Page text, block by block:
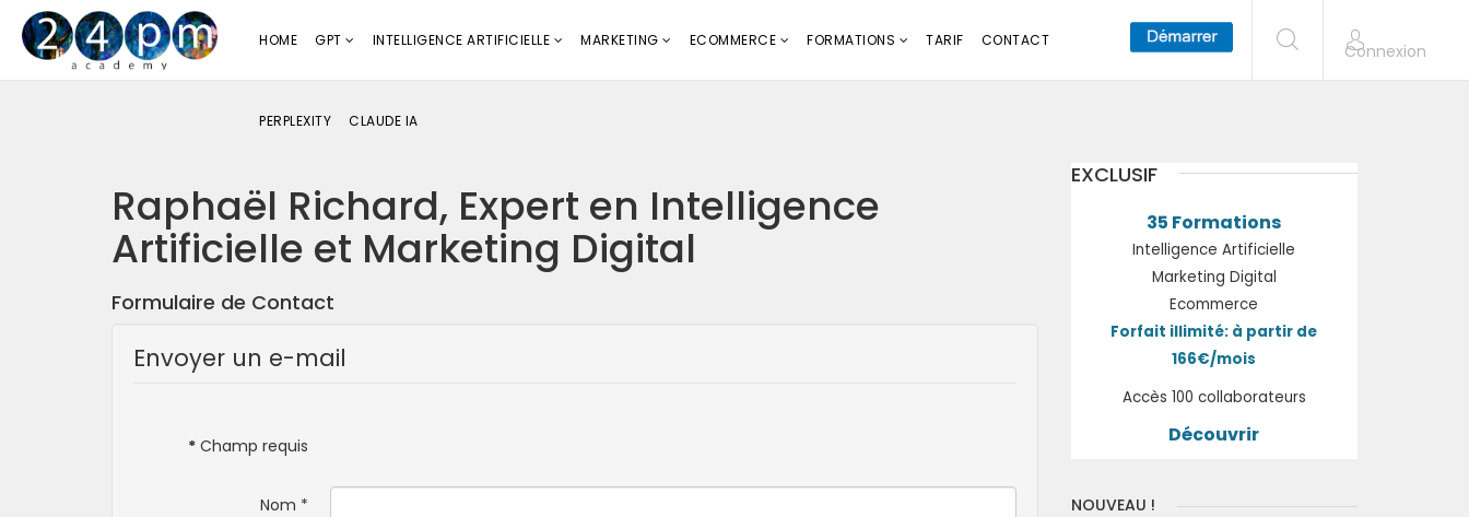
HOME GPT INTELLIGENCE ARTIFICIELLE MARKETING ECOMMERCE FORMATIONS TARIF CONTACT
PERPLEXITY CLAUDE IA
Connexion
Raphaël Richard, Expert en Intelligence
Artificielle et Marketing Digital
Formulaire de Contact
Envoyer un e-mail
* Champ requis
Nom *
EXCLUSIF
35 Formations
Intelligence Artificielle
Marketing Digital
Ecommerce
Forfait illimité: à partir de
166€/mois
Accès 100 collaborateurs
Découvrir
NOUVEAU !